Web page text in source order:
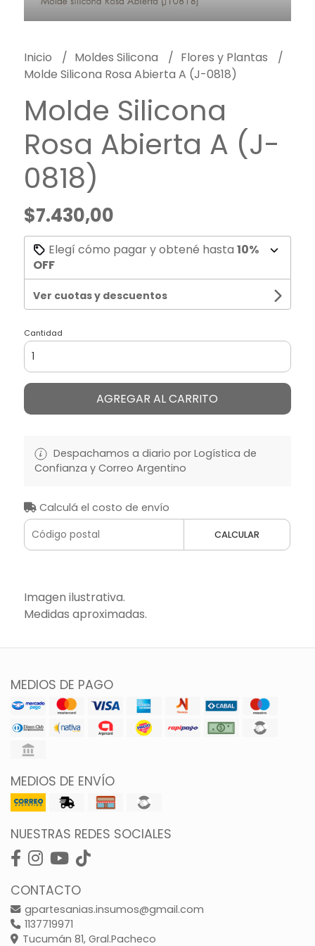
Inicio Moldes Silicona
Flores y Plantas
Molde Silicona Rosa Abierta A (J-0818)
Molde Silicona
Rosa Abierta A (J-
0818)
$7.430,00
Elegí cómo pagar y obtené hasta 10%
OFF
Ver cuotas y descuentos
Cantidad
AGREGAR AL CARRITO
Despachamos a diario por Logística de
Confianza y Correo Argentino
Calculá el costo de envío
CALCULAR
Imagen ilustrativa.
Medidas aproximadas.
MEDIOS DE PAGO
MEDIOS DE ENVÍO
NUESTRAS REDES SOCIALES
CONTACTO
gpartesanias.insumos@gmail.com
1137719971
Tucumán 81, Gral.Pacheco